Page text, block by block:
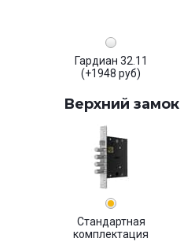
Гардиан 32.11
(+1948 руб)
Верхний замок
Стандартная
комплектация